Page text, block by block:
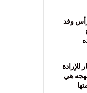
وفد
للإرادة
هي